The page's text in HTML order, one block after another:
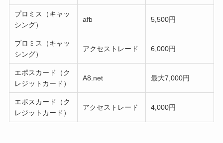
プロミス（キャッ
シング）
afb 5,500円
プロミス（キャッ
シング）
アクセストレード 6,000円
エポスカード（ク
レジットカード）
A8.net 最大7,000円
エポスカード（ク
レジットカード）
アクセストレード 4,000円